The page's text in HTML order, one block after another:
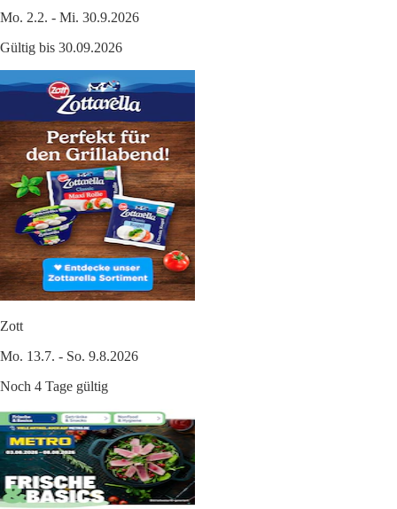
Mo. 2.2. - Mi. 30.9.2026
Gültig bis 30.09.2026
Zott
Mo. 13.7. - So. 9.8.2026
Noch 4 Tage gültig